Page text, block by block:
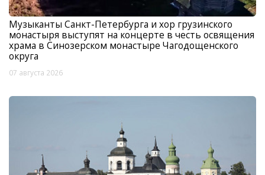
Музыканты Санкт-Петербурга и хор грузинского
монастыря выступят на концерте в честь освящения
храма в Синозерском монастыре Чагодощенского
округа
07 августа 2026